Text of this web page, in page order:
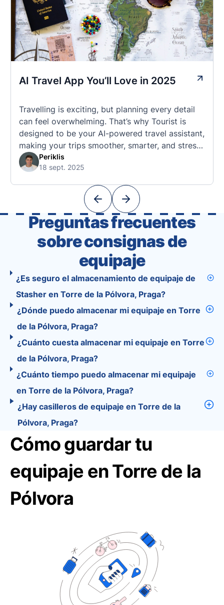
AI Travel App You’ll Love in 2025
Travelling is exciting, but planning every detail
can feel overwhelming. That’s why Tourist is
designed to be your AI-powered travel assistant,
making your trips smoother, smarter, and stress-
free. 🧭 What Makes the Tourist App Unique?
Unlike standard travel apps, Tourist combines
With Tourist, your trip planning becomes as
Periklis
18 sept. 2025
Preguntas frecuentes
sobre consignas de
equipaje
¿Es seguro el almacenamiento de equipaje de
Stasher en Torre de la Pólvora, Praga?
¿Dónde puedo almacenar mi equipaje en Torre
de la Pólvora, Praga?
¿Cuánto cuesta almacenar mi equipaje en Torre
de la Pólvora, Praga?
¿Cuánto tiempo puedo almacenar mi equipaje
en Torre de la Pólvora, Praga?
¿Hay casilleros de equipaje en Torre de la
Pólvora, Praga?
Cómo guardar tu
equipaje en Torre de la
Pólvora